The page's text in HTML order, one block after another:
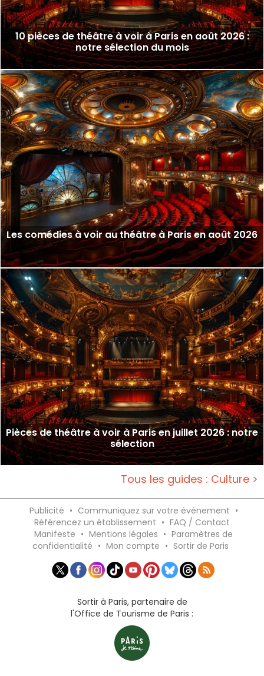
10 pièces de théâtre à voir à Paris en août 2026 :
notre sélection du mois
Les comédies à voir au théâtre à Paris en août 2026
Pièces de théâtre à voir à Paris en juillet 2026 : notre
sélection
Tous les guides : Culture >
Publicité • Communiquez sur votre événement •
Référencez un établissement • FAQ / Contact
Manifeste • Mentions légales • Paramètres de
confidentialité • Mon compte • Sortir de Paris
Sortir à Paris, partenaire de
l'Office de Tourisme de Paris :